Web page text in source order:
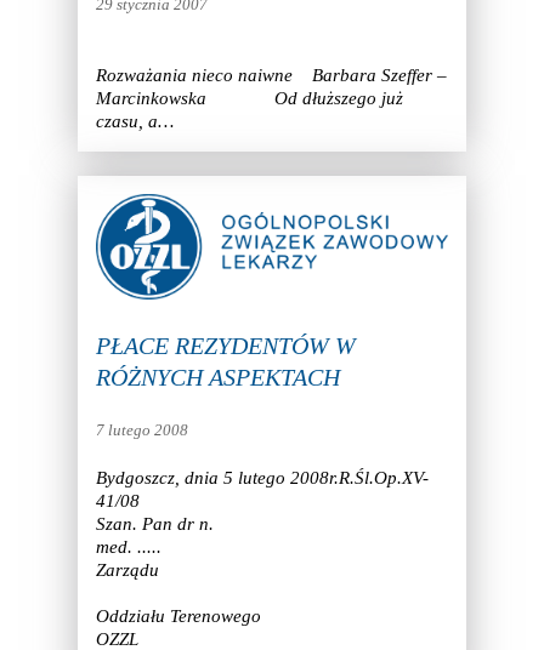
29 stycznia 2007
Rozważania nieco naiwne Barbara Szeffer –
Marcinkowska Od dłuższego już
czasu, a…
PŁACE REZYDENTÓW W
RÓŻNYCH ASPEKTACH
7 lutego 2008
Bydgoszcz, dnia 5 lutego 2008r.R.Śl.Op.XV-
41/08
Szan. Pan dr n.
med. .....
Zarządu
Oddziału Terenowego
OZZL